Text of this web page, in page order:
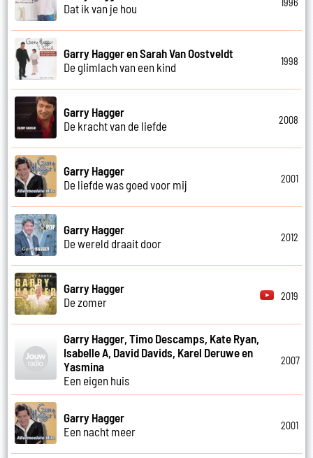
Dat ik van je hou
Garry Hagger en Sarah Van Oostveldt
De glimlach van een kind
1998
Garry Hagger
De kracht van de liefde
2008
Garry Hagger
De liefde was goed voor mij
2001
Garry Hagger
De wereld draait door
2012
Garry Hagger
De zomer
2019
Garry Hagger, Timo Descamps, Kate Ryan,
Isabelle A, David Davids, Karel Deruwe en
Yasmina
Een eigen huis
2007
Garry Hagger
Een nacht meer
2001